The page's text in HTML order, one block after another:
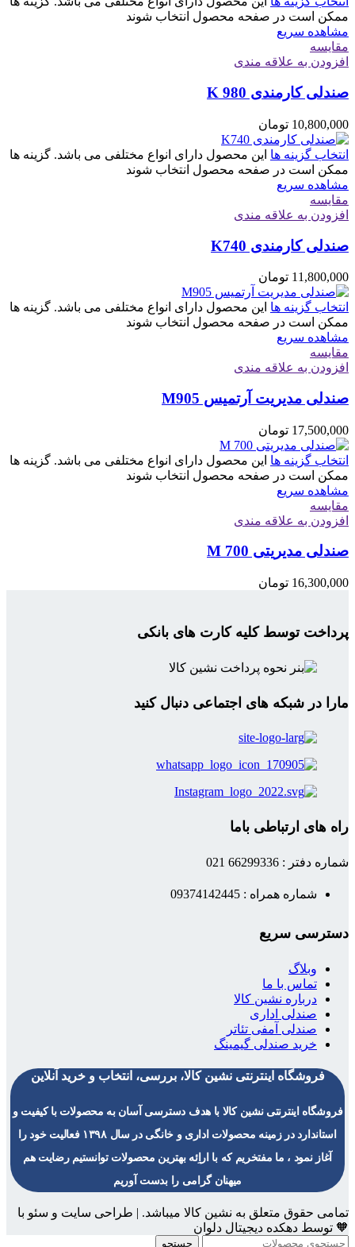
ممکن است در صفحه محصول انتخاب شوند
مشاهده سریع
مقایسه
افزودن به علاقه مندی
صندلی کارمندی K 980
10,800,000 تومان
انتخاب گزینه ها این محصول دارای انواع مختلفی می باشد. گزینه ها
ممکن است در صفحه محصول انتخاب شوند
مشاهده سریع
مقایسه
افزودن به علاقه مندی
صندلی کارمندی K740
11,800,000 تومان
انتخاب گزینه ها این محصول دارای انواع مختلفی می باشد. گزینه ها
ممکن است در صفحه محصول انتخاب شوند
مشاهده سریع
مقایسه
افزودن به علاقه مندی
صندلی مدیریت آرتمیس M905
17,500,000 تومان
انتخاب گزینه ها این محصول دارای انواع مختلفی می باشد. گزینه ها
ممکن است در صفحه محصول انتخاب شوند
مشاهده سریع
مقایسه
افزودن به علاقه مندی
صندلی مدیریتی M 700
16,300,000 تومان
پرداخت توسط کلیه کارت های بانکی
مارا در شبکه های اجتماعی دنبال کنید
راه های ارتباطی باما
شماره دفتر : 66299336 021
شماره همراه : 09374142445
دسترسی سریع
وبلاگ
تماس با ما
درباره نشین کالا
صندلی اداری
صندلی آمفی تئاتر
خرید صندلی گیمینگ
فروشگاه اینترنتی نشین کالا، بررسی، انتخاب و خرید آنلاین
فروشگاه اینترنتی نشین کالا با هدف دسترسی آسان به محصولات با کیفیت و
استاندارد در زمینه محصولات اداری و خانگی در سال ۱۳۹۸ فعالیت خود را
آغاز نمود ، ما مفتخریم که با اراِئه بهترین محصولات توانستیم رضایت هم
میهنان گرامی را بدست آوریم
تمامی حقوق متعلق به نشین کالا میباشد. | طراحی سایت و سئو با
🧡 توسط دهکده دیجیتال دلوان
جستجو